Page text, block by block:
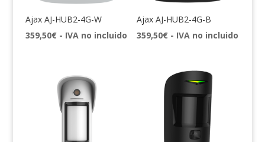
Ajax AJ-HUB2-4G-W
359,50€ - IVA no incluido
Ajax AJ-HUB2-4G-B
359,50€ - IVA no incluido